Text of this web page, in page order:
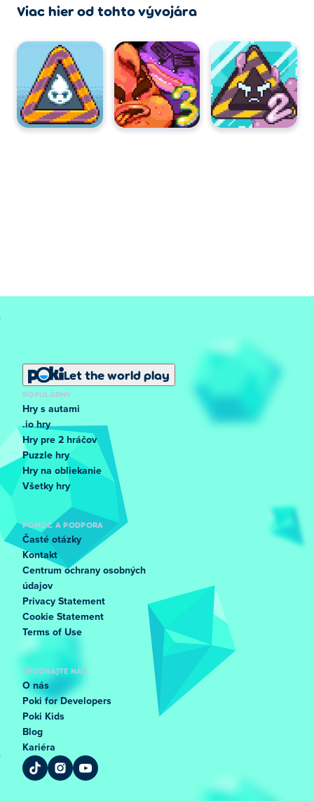
Viac hier od tohto vývojára
Let the world play
POPULÁRNY
Hry s autami
.io hry
Hry pre 2 hráčov
Puzzle hry
Hry na obliekanie
Všetky hry
POMOC A PODPORA
Časté otázky
Kontakt
Centrum ochrany osobných
údajov
Privacy Statement
Cookie Statement
Terms of Use
SPOZNAJTE NÁS
O nás
Poki for Developers
Poki Kids
Blog
Kariéra